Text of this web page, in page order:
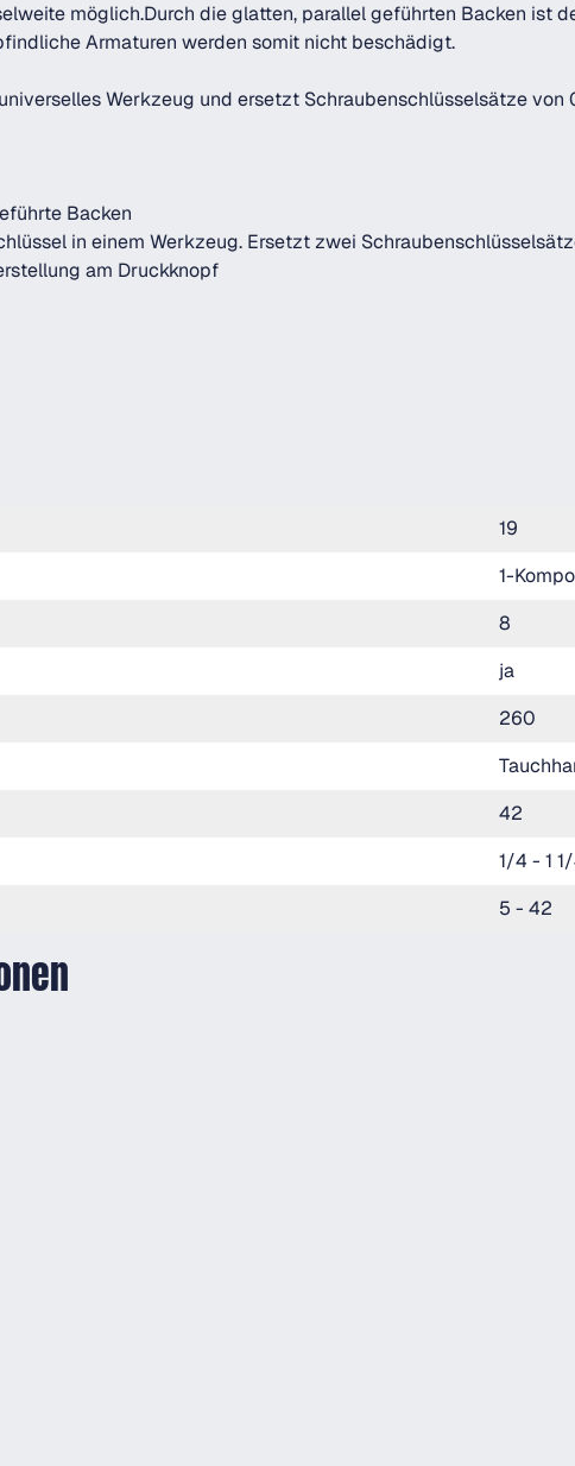
möglich.Durch die glatten, parallel geführten Backen ist
Armaturen werden somit nicht beschädigt.
Werkzeug und ersetzt Schraubenschlüsselsätze
Backen
in einem Werkzeug. Ersetzt zwei
am Druckknopf
19
1-
8
ja
260
42
1/4 - 1
5 - 42